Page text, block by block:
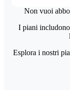
Non vuoi
I piani
Esplora i nostri